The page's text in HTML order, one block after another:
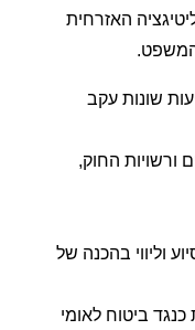
האזרחית
המשפט.
שונות עקב
ורשויות החוק,
וליווי בהכנה של
כנגד ביטוח לאומי